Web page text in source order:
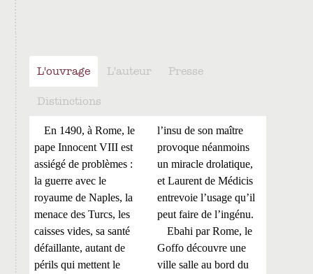
L'ouvrage L'auteur Presse
Distinctions
En 1490, à Rome, le
pape Innocent VIII est
assiégé de problèmes :
la guerre avec le
royaume de Naples, la
menace des Turcs, les
caisses vides, sa santé
défaillante, autant de
périls qui mettent le
l’insu de son maître
provoque néanmoins
un miracle drolatique,
et Laurent de Médicis
entrevoie l’usage qu’il
peut faire de l’ingénu.
Ebahi par Rome, le
Goffo découvre une
ville salle au bord du